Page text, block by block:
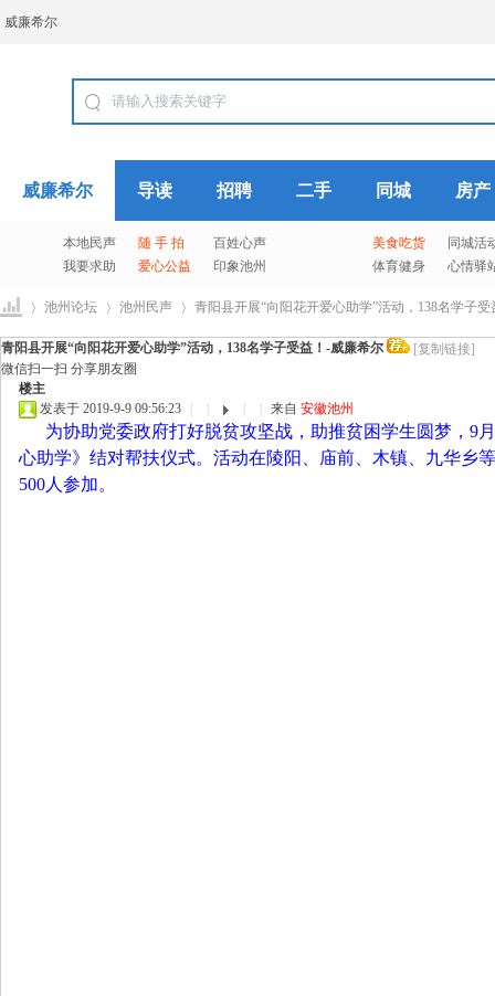
威廉希尔
威廉希尔 导读 招聘 二手 同城 房产
本地民声 随 手 拍
百姓心声
我要求助
爱心公益 印象池州
美食吃货
同城活
体育健身
心情驿
›
池州论坛
›
池州民声
›
青阳县开展“向阳花开爱心助学”活动，138名学子受
青阳县开展“向阳花开爱心助学”活动，138名学子受益！-威廉希尔
[复制链接]
微信扫一扫 分享朋友圈
楼主
发表于 2019-9-9 09:56:23
来自 安徽池州
为协助党委政府打好脱贫攻坚战，助推贫困学生圆梦，9
心助学》结对帮扶仪式。活动在陵阳、庙前、木镇、九华乡
500人参加。